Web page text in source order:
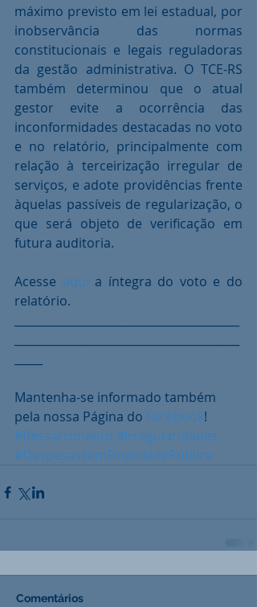
máximo previsto em lei estadual, por
inobservância das normas
constitucionais e legais reguladoras
da gestão administrativa. O TCE-RS
também determinou que o atual
gestor evite a ocorrência das
inconformidades destacadas no voto
e no relatório, principalmente com
relação à terceirização irregular de
serviços, e adote providências frente
àquelas passíveis de regularização, o
que será objeto de verificação em
futura auditoria.
Acesse aqui a íntegra do voto e do
relatório.
Mantenha-se informado também
pela nossa Página do Facebook!
#Ressarcimento #Irregularidades
#DespesassemFinalidadePública
Comentários